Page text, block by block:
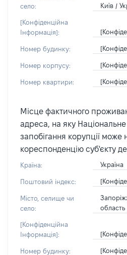
село:
Київ /
[Конфіденційна
Інформація]:
Номер будинку:
Номер корпусу:
Номер квартири:
Місце фактичного
адреса, на яку
запобігання корупції може
кореспонденцію суб'єкту
Країна: Україна
Поштовий індекс:
Місто, селище чи
село:
область
[Конфіденційна
Інформація]:
Номер будинку: